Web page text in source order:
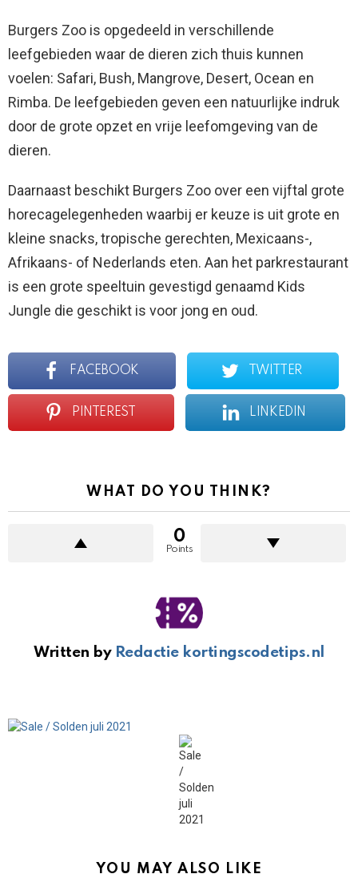
Burgers Zoo is opgedeeld in verschillende
leefgebieden waar de dieren zich thuis kunnen
voelen: Safari, Bush, Mangrove, Desert, Ocean en
Rimba. De leefgebieden geven een natuurlijke indruk
door de grote opzet en vrije leefomgeving van de
dieren.
Daarnaast beschikt Burgers Zoo over een vijftal grote
horecagelegenheden waarbij er keuze is uit grote en
kleine snacks, tropische gerechten, Mexicaans-,
Afrikaans- of Nederlands eten. Aan het parkrestaurant
is een grote speeltuin gevestigd genaamd Kids
Jungle die geschikt is voor jong en oud.
FACEBOOK TWITTER
PINTEREST LINKEDIN
WHAT DO YOU THINK?
0
Points
Written by Redactie kortingscodetips.nl
YOU MAY ALSO LIKE